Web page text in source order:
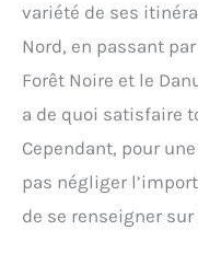
variété de ses
Nord, en passant
Forêt Noire et le
a de quoi satisfaire
Cependant, pour
pas négliger
de se renseigner